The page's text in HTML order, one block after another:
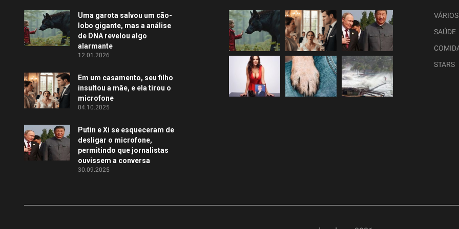
Uma garota salvou um cão-
lobo gigante, mas a análise
de DNA revelou algo
alarmante
12.01.2026
Em um casamento, seu filho
insultou a mãe, e ela tirou o
microfone
04.10.2025
Putin e Xi se esqueceram de
desligar o microfone,
permitindo que jornalistas
ouvissem a conversa
30.09.2025
VÁRIOS
SAÚDE
STARS